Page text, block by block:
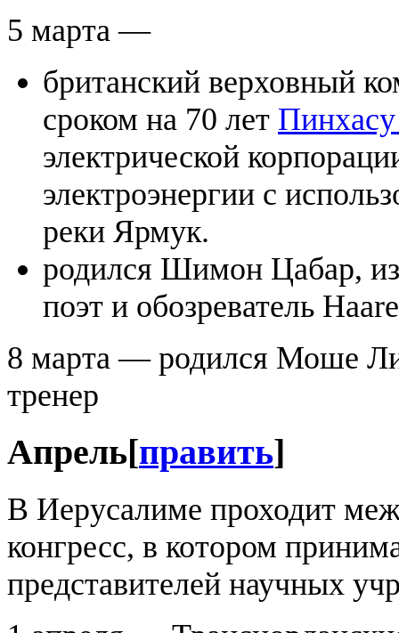
5 марта —
британский верховный
сроком на 70 лет
электрической
электроэнергии с
реки Ярмук.
родился Шимон Цабар,
поэт и обозреватель
8 марта — родился Моше
тренер
Апрель[править]
В Иерусалиме проходит
конгресс, в котором
представителей научных